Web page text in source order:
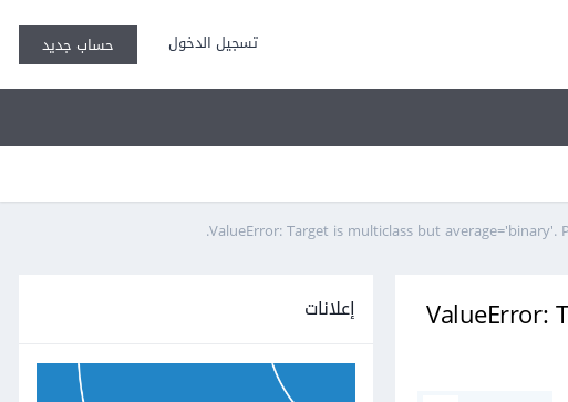
تسجيل الدخول حساب جديد
ValueError: Target is multiclass but
ValueError:
إعلانات